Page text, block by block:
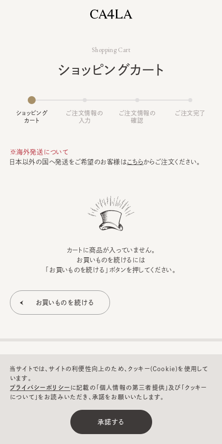
Shopping Cart
ショッピングカート
ショッピング
カート
ご注文情報の
入力
ご注文情報の
確認
ご注文完了
※海外発送について
日本以外の国へ発送をご希望のお客様はこちらからご注文ください。
カートに商品が入っていません。
お買いものを続けるには
「お買いものを続ける」ボタンを押してください。
©CA4LA INC. All Rights Reserved.
当サイトでは、サイトの利便性向上のため、クッキー(Cookie)を使用して
います。
プライバシーポリシー に記載の「個人情報の第三者提供」及び「クッキー
について」をお読みいただき、承諾をお願いいたします。
承諾する